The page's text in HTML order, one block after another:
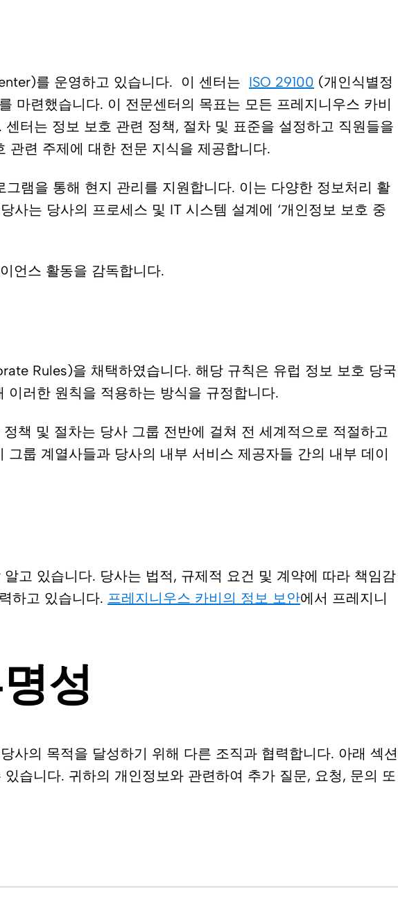
를 운영하고 있습니다. 이 센터는 ISO 29100 (개인식별정
마련했습니다. 이 전문센터의 목표는 모든 프레지니우스 카비
터는 정보 보호 관련 정책, 절차 및 표준을 설정하고 직원들을
관련 주제에 대한 전문 지식을 제공합니다.
램을 통해 현지 관리를 지원합니다. 이는 다양한 정보처리 활
사는 당사의 프로세스 및 IT 시스템 설계에 ‘개인정보 보호 중
언스 활동을 감독합니다.
Rules)을 채택하였습니다. 해당 규칙은 유럽 정보 보호 당국
러한 원칙을 적용하는 방식을 규정합니다.
책 및 절차는 당사 그룹 전반에 걸쳐 전 세계적으로 적절하고
룹 계열사들과 당사의 내부 서비스 제공자들 간의 내부 데이
고 있습니다. 당사는 법적, 규제적 요건 및 계약에 따라 책임감
하고 있습니다. 프레지니우스 카비의 정보 보안에서 프레지니
성
사의 목적을 달성하기 위해 다른 조직과 협력합니다. 아래 섹션
습니다. 귀하의 개인정보와 관련하여 추가 질문, 요청, 문의 또